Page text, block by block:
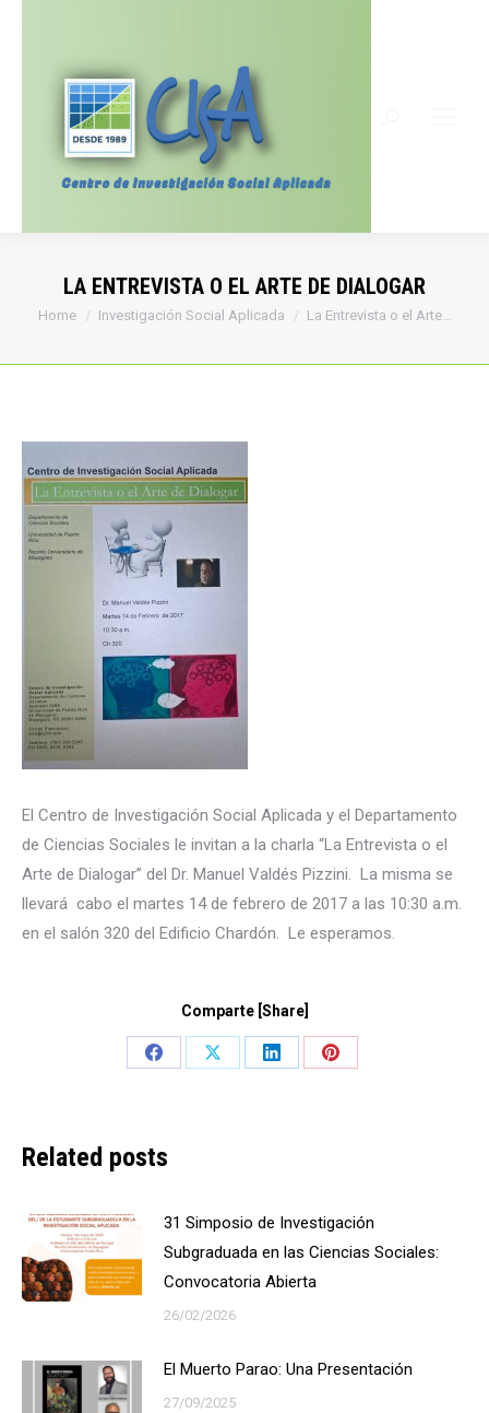
LA ENTREVISTA O EL ARTE DE DIALOGAR
You are here:
Home Investigación Social Aplicada La Entrevista o el Arte…
El Centro de Investigación Social Aplicada y el Departamento
de Ciencias Sociales le invitan a la charla “La Entrevista o el
Arte de Dialogar” del Dr. Manuel Valdés Pizzini. La misma se
llevará cabo el martes 14 de febrero de 2017 a las 10:30 a.m.
en el salón 320 del Edificio Chardón. Le esperamos.
Comparte [Share]
Share
Share
Share
Share
Related posts
31 Simposio de Investigación
Subgraduada en las Ciencias Sociales:
Convocatoria Abierta
26/02/2026
El Muerto Parao: Una Presentación
27/09/2025